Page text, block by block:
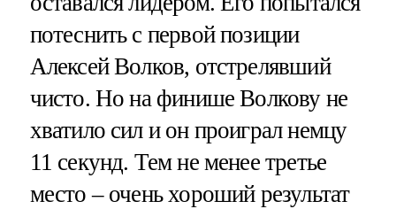
потеснить с первой позиции
Алексей Волков, отстрелявший
чисто. Но на финише Волкову не
хватило сил и он проиграл немцу
11 секунд. Тем не менее третье
место – очень хороший результат